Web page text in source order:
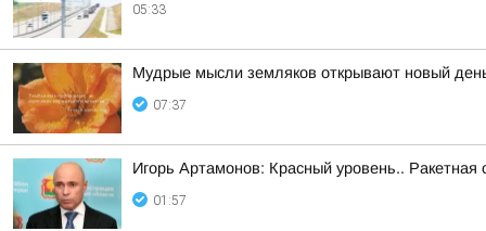
05:33
Мудрые мысли земляков открывают новый
07:37
Игорь Артамонов: Красный уровень.. Ракетная
01:57